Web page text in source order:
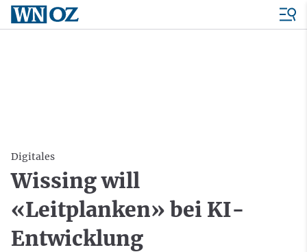
Digitales
Wissing will
«Leitplanken» bei KI-
Entwicklung